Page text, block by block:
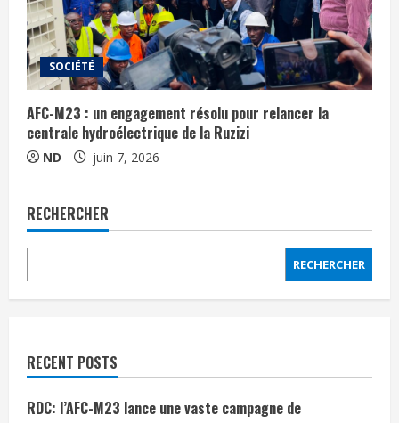
SOCIÉTÉ
AFC-M23 : un engagement résolu pour relancer la
centrale hydroélectrique de la Ruzizi
ND juin 7, 2026
RECHERCHER
RECHERCHER
RECENT POSTS
RDC: l’AFC-M23 lance une vaste campagne de